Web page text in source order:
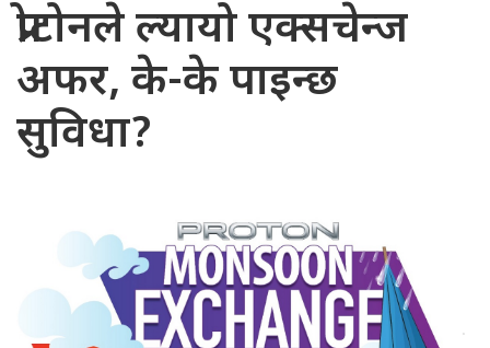
प्रोटोनले ल्यायो एक्सचेन्ज
अफर, के-के पाइन्छ
सुविधा?